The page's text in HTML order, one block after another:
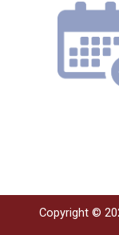
Copyright ©